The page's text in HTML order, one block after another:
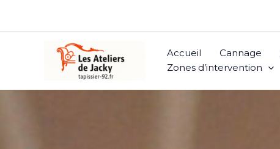
Accueil Cannage
Zones d’intervention